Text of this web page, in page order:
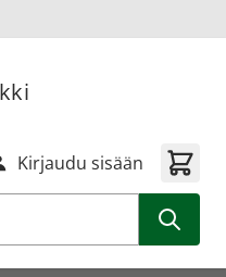
Kirjaudu sisään